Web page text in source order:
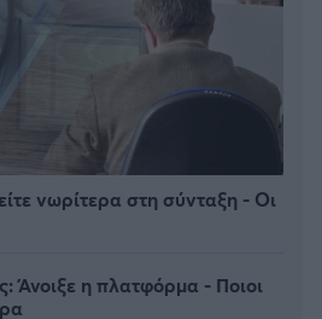
νωρίτερα στη σύνταξη - Οι
Άνοιξε η πλατφόρμα - Ποιοι